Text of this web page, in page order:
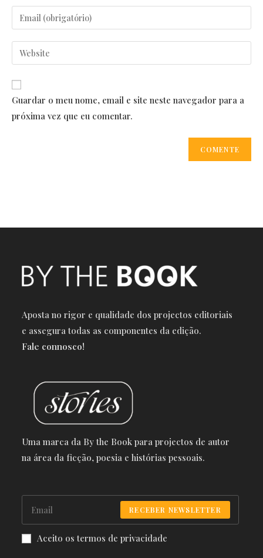
name
or
username
Enter
your
email
address
comment
Enter
your
website
URL
(optional)
Guardar o meu nome, email e site neste navegador para a
próxima vez que eu comentar.
Aposta no rigor e qualidade dos projectos editoriais
e assegura todas as componentes da edição.
Fale connosco!
Uma marca da By the Book para projectos de autor
na área da ficção, poesia e histórias pessoais.
RECEBER NEWSLETTER
Aceito os termos de privacidade